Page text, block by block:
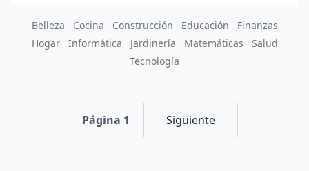
Belleza Cocina Construcción Educación
Finanzas
Hogar
Informática Jardinería Matemáticas
Salud
Tecnología
Página 1 Siguiente